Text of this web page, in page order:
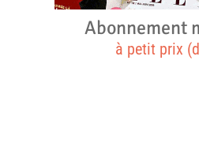
Abonnement
à petit prix